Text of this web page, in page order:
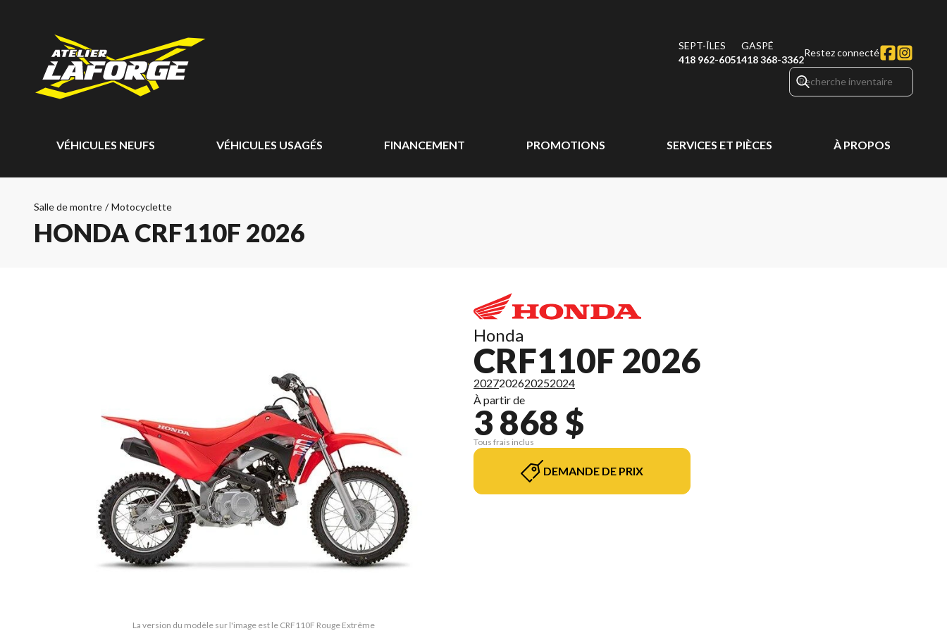
SEPT-ÎLES
418 962-6051
GASPÉ
418 368-3362
Restez connecté
VÉHICULES NEUFS VÉHICULES USAGÉS FINANCEMENT PROMOTIONS SERVICES ET PIÈCES À PROPOS
Salle de montre / Motocyclette
HONDA CRF110F 2026
La version du modèle sur l'image est le CRF110F Rouge Extrême
Honda
CRF110F 2026
2027202620252024
À partir de
3 868 $
Tous frais inclus
DEMANDE DE PRIX